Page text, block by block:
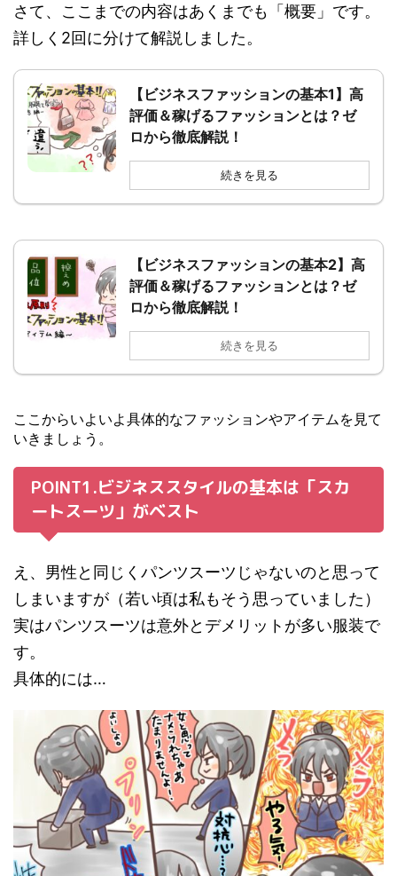
さて、ここまでの内容はあくまでも「概要」です。
詳しく2回に分けて解説しました。
【ビジネスファッションの基本1】高
評価＆稼げるファッションとは？ゼ
ロから徹底解説！
続きを見る
【ビジネスファッションの基本2】高
評価＆稼げるファッションとは？ゼ
ロから徹底解説！
続きを見る
ここからいよいよ具体的なファッションやアイテムを見て
いきましょう。
POINT1.ビジネススタイルの基本は「スカ
ートスーツ」がベスト
え、男性と同じくパンツスーツじゃないのと思って
しまいますが（若い頃は私もそう思っていました）
実はパンツスーツは意外とデメリットが多い服装で
す。
具体的には…